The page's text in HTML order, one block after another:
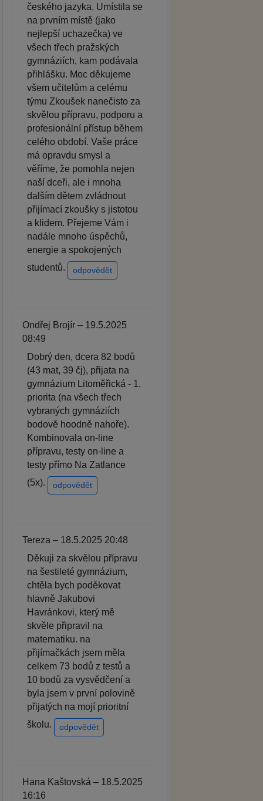
českého jazyka. Umístila se
na prvním místě (jako
nejlepší uchazečka) ve
všech třech pražských
gymnáziích, kam podávala
přihlášku. Moc děkujeme
všem učitelům a celému
týmu Zkoušek nanečisto za
skvělou přípravu, podporu a
profesionální přístup během
celého období. Vaše práce
má opravdu smysl a
věříme, že pomohla nejen
naší dceři, ale i mnoha
dalším dětem zvládnout
přijímací zkoušky s jistotou
a klidem. Přejeme Vám i
nadále mnoho úspěchů,
energie a spokojených
studentů.
odpovědět
Ondřej Brojír – 19.5.2025
08:49
Dobrý den, dcera 82 bodů
(43 mat, 39 čj), přijata na
gymnázium Litoměřická - 1.
priorita (na všech třech
vybraných gymnáziích
bodově hoodně nahoře).
Kombinovala on-line
přípravu, testy on-line a
testy přímo Na Zatlance
(5x).
odpovědět
Tereza – 18.5.2025 20:48
Děkuji za skvělou přípravu
na šestileté gymnázium,
chtěla bych poděkovat
hlavně Jakubovi
Havránkovi, který mě
skvěle připravil na
matematiku. na
přijímačkách jsem měla
celkem 73 bodů z testů a
10 bodů za vysvědčení a
byla jsem v první polovině
přijatých na mojí prioritní
školu.
odpovědět
Hana Kaštovská – 18.5.2025
16:16